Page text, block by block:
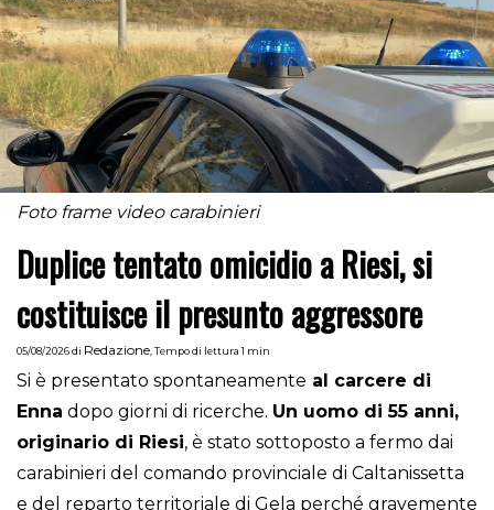
Duplice tentato omicidio a Riesi, si
costituisce il presunto aggressore
Si è presentato spontaneamente
al carcere di
Enna
dopo giorni di ricerche.
Un uomo di 55 anni,
originario di Riesi
, è stato sottoposto a fermo dai
carabinieri del comando provinciale di Caltanissetta